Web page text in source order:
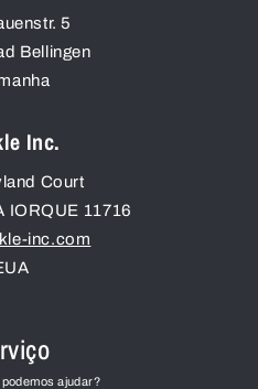
5
Bellingen
Inc.
Court
IORQUE 11716
inc.com
podemos ajudar?